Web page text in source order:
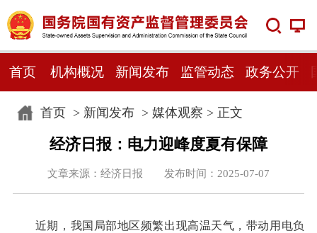
首页 机构概况 新闻发布 监管动态 政务公开
首页> 新闻发布> 媒体观察 > 正文
经济日报：电力迎峰度夏有保障
文章来源：经济日报 发布时间：2025-07-07
近期，我国局部地区频繁出现高温天气，带动用电负